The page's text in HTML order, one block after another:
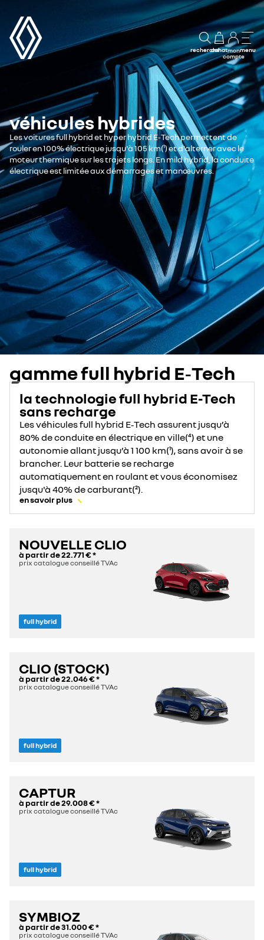
rechercheachatmon
compte
menu
véhicules hybrides
Les voitures full hybrid et hyper hybrid E‑Tech permettent de
rouler en 100% électrique jusqu'à 105 km(¹) et d'alterner avec le
moteur thermique sur les trajets longs. En mild hybrid, la conduite
électrique est limitée aux démarrages et manœuvres.
gamme full hybrid E‑Tech
la technologie full hybrid E-Tech
sans recharge
Les véhicules full hybrid E‑Tech assurent jusqu’à
80% de conduite en électrique en ville(⁴) et une
autonomie allant jusqu’à 1 100 km(¹), sans avoir à se
brancher. Leur batterie se recharge
automatiquement en roulant et vous économisez
jusqu'à 40% de carburant(²).
en savoir plus
NOUVELLE CLIO
à partir de22.771 €*
prix catalogue conseillé TVAc
full hybrid
CLIO (STOCK)
à partir de22.046 €*
prix catalogue conseillé TVAc
full hybrid
CAPTUR
à partir de29.008 €*
prix catalogue conseillé TVAc
full hybrid
SYMBIOZ
à partir de31.000 €*
prix catalogue conseillé TVAc